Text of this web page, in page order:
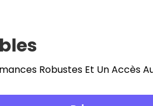
Robustes Et Un Accès